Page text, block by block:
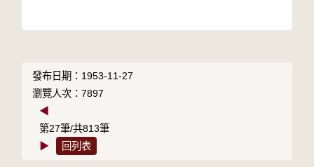
發布日期：1953-11-27
瀏覽人次：7897
◀
第27筆/共813筆
▶
回列表